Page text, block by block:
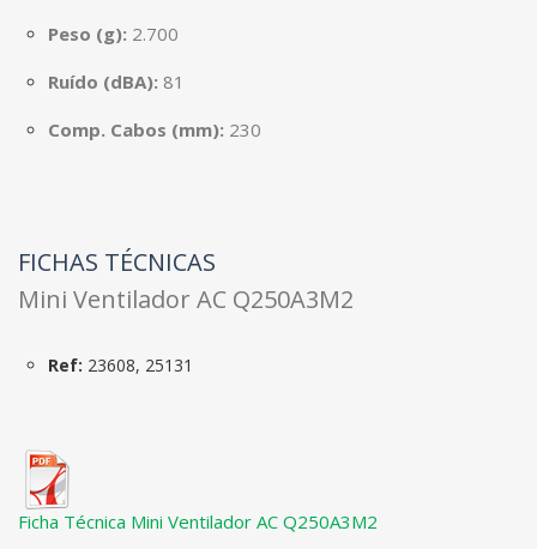
Peso (g): 2.700
Ruído (dBA): 81
Comp. Cabos (mm): 230
FICHAS TÉCNICAS
Mini Ventilador AC Q250A3M2
Ref: 23608, 25131
Ficha Técnica Mini Ventilador AC Q250A3M2